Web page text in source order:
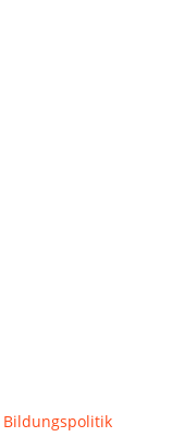
Bildungspolitik